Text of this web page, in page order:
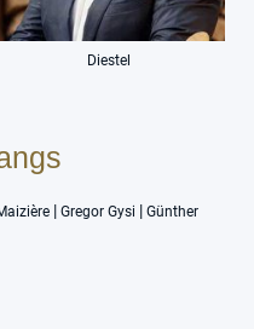
Diestel
| Gregor Gysi | Günther